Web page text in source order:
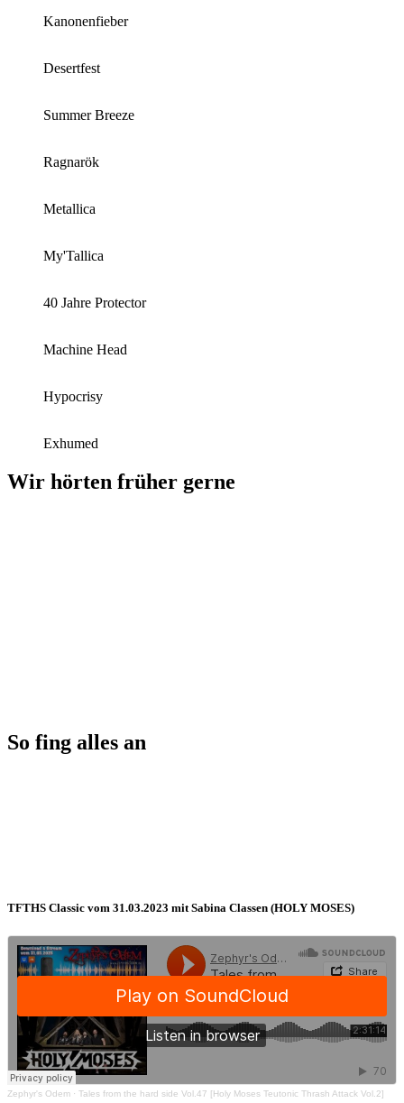
Kanonenfieber
Desertfest
Summer Breeze
Ragnarök
Metallica
My'Tallica
40 Jahre Protector
Machine Head
Hypocrisy
Exhumed
Wir hörten früher gerne
So fing alles an
TFTHS Classic vom 31.03.2023 mit Sabina Classen (HOLY MOSES)
Zephyr's Odem · Tales from the hard side Vol.47 [Holy Moses Teutonic Thrash Attack Vol.2]